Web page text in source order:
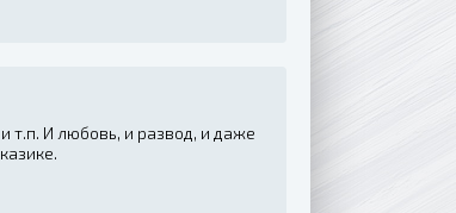
т.п. И любовь, и развод, и даже